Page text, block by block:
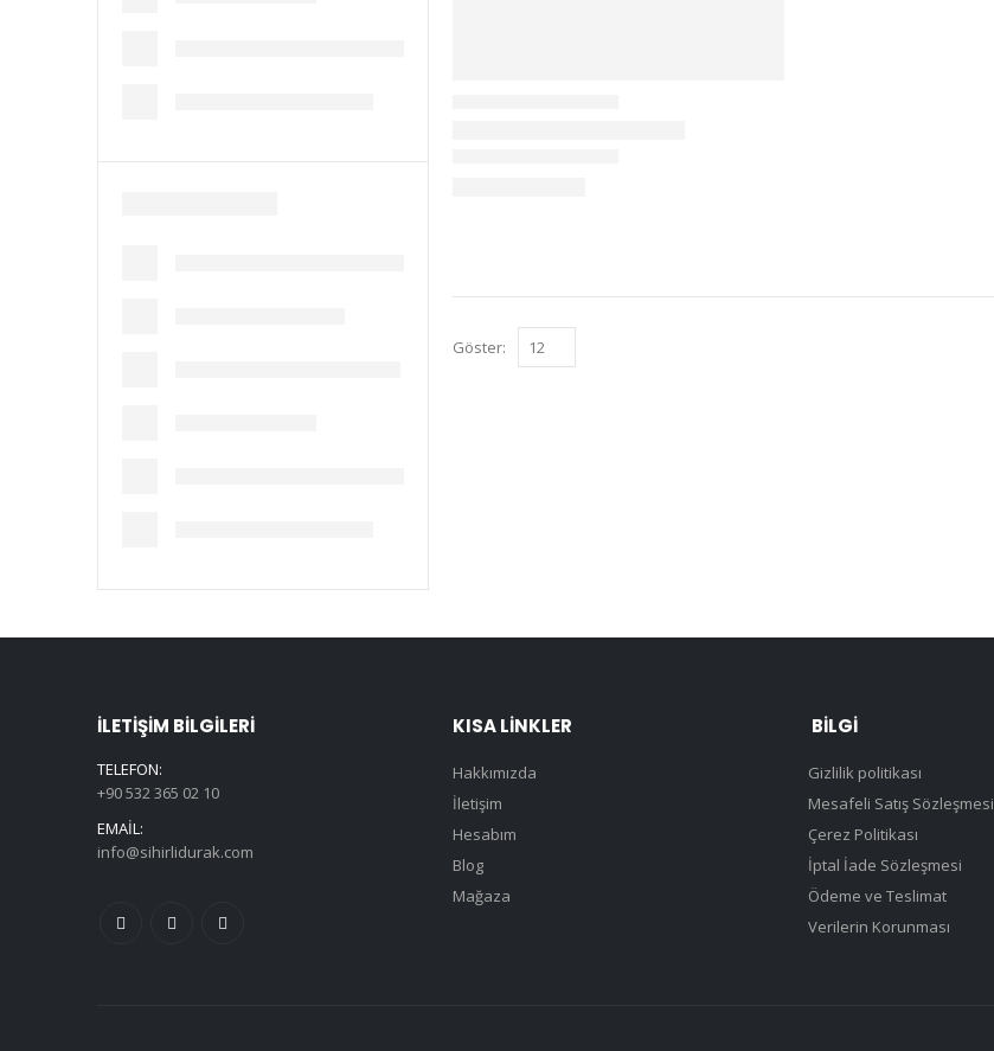
Göster:
İLETIŞIM BILGILERI
TELEFON:
+90 532 365 02 10
EMAIL:
info@sihirlidurak.com
KISA LINKLER
Hakkımızda
İletişim
Hesabım
Blog
Mağaza
BILGI
Gizlilik politikası
Mesafeli Satış Sözleşmesi
Çerez Politikası
İptal İade Sözleşmesi
Ödeme ve Teslimat
Verilerin Korunması